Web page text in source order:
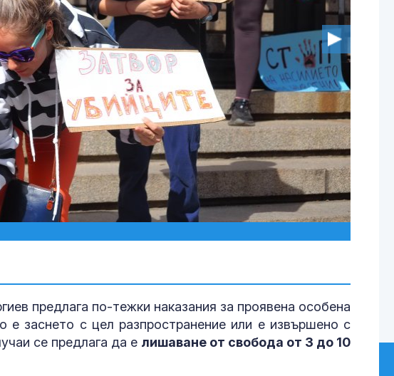
предлага по-тежки наказания за проявена особена
е заснето с цел разпространение или е извършено с
се предлага да е лишаване от свобода от 3 до 10